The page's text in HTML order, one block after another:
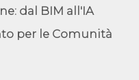
Buildings Competition -
di fattibilità da
2020-2026: procedimenti
dal BIM all'IA
per le Comunità